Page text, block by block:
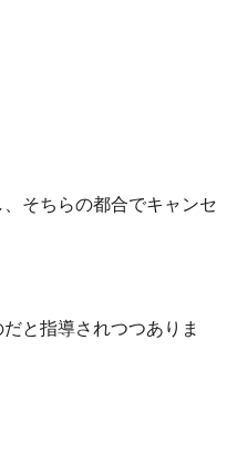
そちらの都合でキャンセ
と指導されつつありま